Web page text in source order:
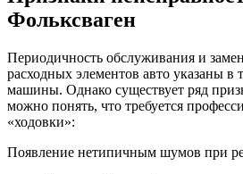
Фольксваген
Периодичность обслуживания и
расходных элементов авто указаны в
машины. Однако существует ряд
можно понять, что требуется
«ходовки»:
Появление нетипичным шумов при